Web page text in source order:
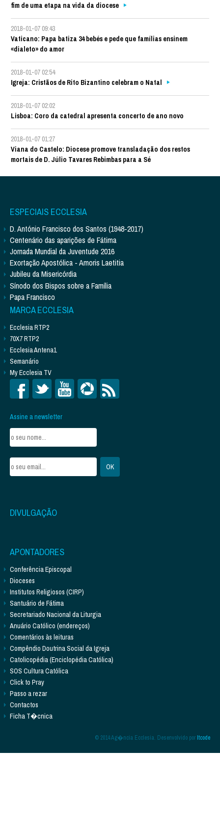
fim de uma etapa na vida da diocese
2018-01-07 09:43
Vaticano: Papa batiza 34 bebés e pede que famílias ensinem
«dialeto» do amor
2018-01-07 02:54
Igreja: Cristãos de Rito Bizantino celebram o Natal
2018-01-07 02:02
Lisboa: Coro da catedral apresenta concerto de ano novo
2018-01-07 01:27
Viana do Castelo: Diocese promove transladação dos restos
mortais de D. Júlio Tavares Rebimbas para a Sé
ESPECIAIS ECCLESIA
D. António Francisco dos Santos (1948-2017)
Centenário das aparições de Fátima
Jornada Mundial da Juventude 2016
Exortação Apostólica - Amoris Laetitia
Jubileu da Misericórdia
Sínodo dos Bispos sobre a Família
Papa Francisco
MARCA ECCLESIA
Ecclesia RTP2
70X7 RTP2
Ecclesia Antena1
Semanário
My Ecclesia TV
Assine a newsletter
DIVULGAÇÃO
APONTADORES
Conferência Episcopal
Dioceses
Institutos Religiosos (CIRP)
Santuário de Fátima
Secretariado Nacional da Liturgia
Anuário Católico (endereços)
Comentários às leituras
Compêndio Doutrina Social da Igreja
Catolicopédia (Enciclopédia Católica)
SOS Cultura Católica
Click to Pray
Passo a rezar
Contactos
Ficha T�cnica
© 2014 Ag�ncia Ecclesia. Desenvolvido porItcode